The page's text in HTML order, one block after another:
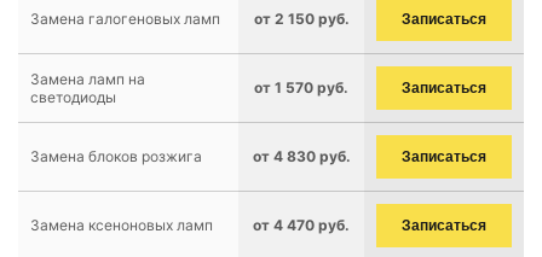
Замена галогеновых ламп от 2 150 руб. Записаться
Замена ламп на
светодиоды
от 1 570 руб. Записаться
Замена блоков розжига от 4 830 руб. Записаться
Замена ксеноновых ламп от 4 470 руб. Записаться